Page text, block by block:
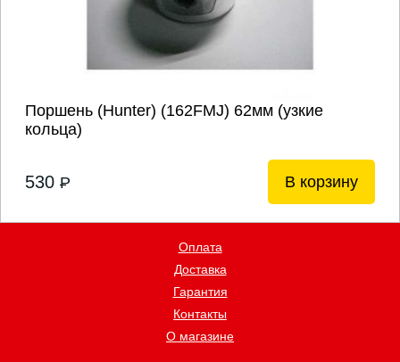
Поршень (Hunter) (162FMJ) 62мм (узкие
кольца)
530 P В корзину
Оплата
Доставка
Гарантия
Контакты
О магазине